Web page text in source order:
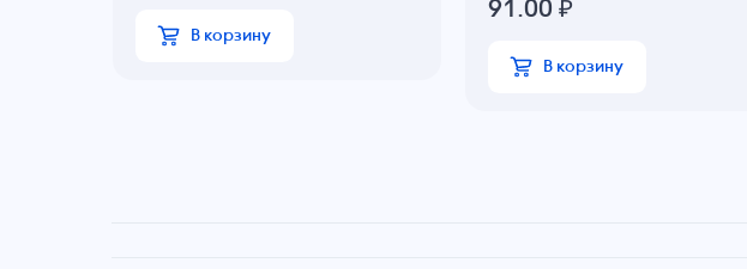
В корзину
91.00 ₽
В корзину